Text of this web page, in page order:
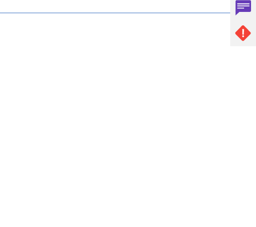
सामाजिक सुरक्षा भत्ता नविकरण सम्बन्धी सूचना ।।।